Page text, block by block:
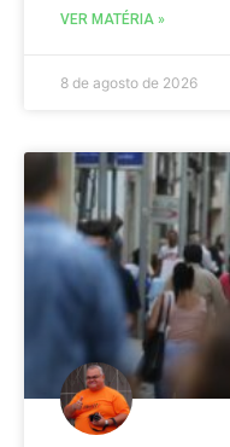
VER MATÉRIA »
8 de agosto de 2026